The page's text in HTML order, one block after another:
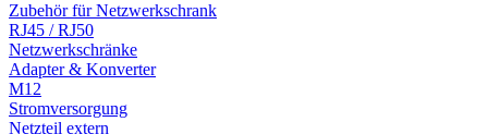
Zubehör für Netzwerkschrank
RJ45 / RJ50
Netzwerkschränke
Adapter & Konverter
M12
Stromversorgung
Netzteil extern